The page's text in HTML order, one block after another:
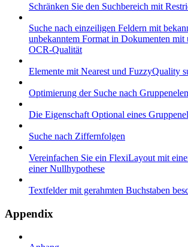
Schränken Sie den Suchbereich mit
Suche nach einzeiligen Feldern mit
unbekanntem Format in Dokumenten mit
OCR-Qualität
Elemente mit Nearest und FuzzyQuality
Optimierung der Suche nach
Die Eigenschaft Optional eines
Suche nach Ziffernfolgen
Vereinfachen Sie ein FlexiLayout mit
einer Nullhypothese
Textfelder mit gerahmten Buchstaben
Appendix